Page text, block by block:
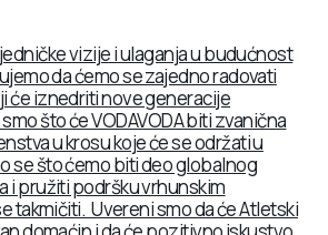
vizije i ulaganja u budućnost
da ćemo se zajedno radovati
će iznedriti nove generacije
što će VODAVODA biti zvanična
u krosu koje će se održati u
se što ćemo biti deo globalnog
i pružiti podršku vrhunskim
takmičiti. Uvereni smo da će Atletski